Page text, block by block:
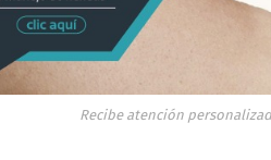
Recibe atención